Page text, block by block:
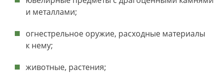
и металлами;
огнестрельное оружие, расходные материалы
к нему;
животные, растения;